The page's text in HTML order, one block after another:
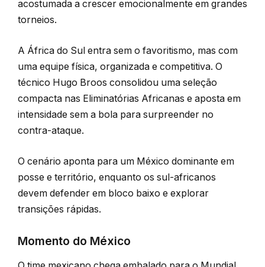
acostumada a crescer emocionalmente em grandes
torneios.
A África do Sul entra sem o favoritismo, mas com
uma equipe física, organizada e competitiva. O
técnico Hugo Broos consolidou uma seleção
compacta nas Eliminatórias Africanas e aposta em
intensidade sem a bola para surpreender no
contra-ataque.
O cenário aponta para um México dominante em
posse e território, enquanto os sul-africanos
devem defender em bloco baixo e explorar
transições rápidas.
Momento do México